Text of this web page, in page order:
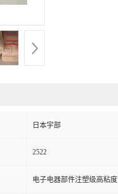
日本宇部
2522
电子电器部件注塑级高粘度